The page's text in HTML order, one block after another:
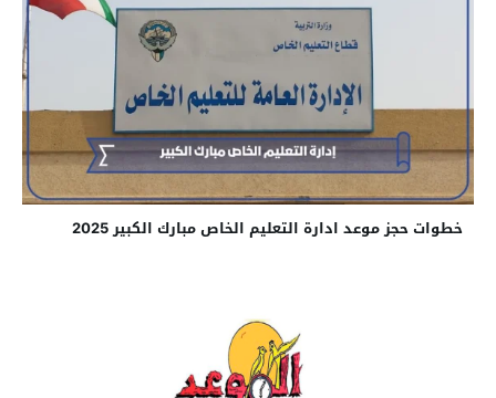
خطوات حجز موعد ادارة التعليم الخاص مبارك الكبير 2025